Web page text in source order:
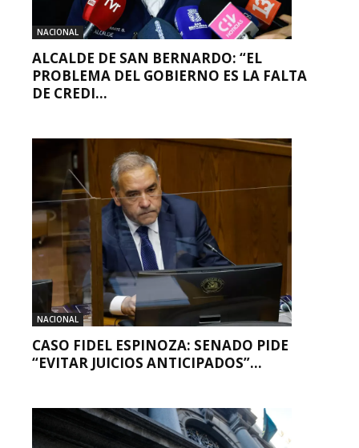
NACIONAL
ALCALDE DE SAN BERNARDO: “EL
PROBLEMA DEL GOBIERNO ES LA FALTA
DE CREDI...
NACIONAL
CASO FIDEL ESPINOZA: SENADO PIDE
“EVITAR JUICIOS ANTICIPADOS”...